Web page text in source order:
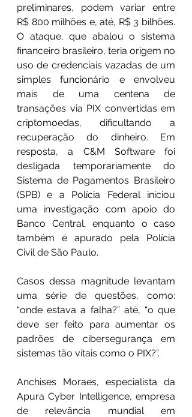
preliminares, podem variar entre
R$ 800 milhões e, até, R$ 3 bilhões.
O ataque, que abalou o sistema
financeiro brasileiro, teria origem no
uso de credenciais vazadas de um
simples funcionário e envolveu
mais de uma centena de
transações via PIX convertidas em
criptomoedas, dificultando a
recuperação do dinheiro. Em
resposta, a C&M Software foi
desligada temporariamente do
Sistema de Pagamentos Brasileiro
(SPB) e a Polícia Federal iniciou
uma investigação com apoio do
Banco Central, enquanto o caso
também é apurado pela Polícia
Civil de São Paulo.
Casos dessa magnitude levantam
uma série de questões, como:
“onde estava a falha?” até, “o que
deve ser feito para aumentar os
padrões de cibersegurança em
sistemas tão vitais como o PIX?”.
Anchises Moraes, especialista da
Apura Cyber Intelligence, empresa
de relevância mundial em